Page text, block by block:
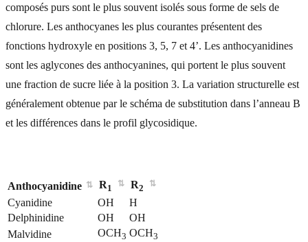
composés purs sont le plus souvent isolés sous forme de sels de
chlorure. Les anthocyanes les plus courantes présentent des
fonctions hydroxyle en positions 3, 5, 7 et 4’. Les anthocyanidines
sont les aglycones des anthocyanines, qui portent le plus souvent
une fraction de sucre liée à la position 3. La variation structurelle est
généralement obtenue par le schéma de substitution dans l’anneau B
et les différences dans le profil glycosidique.
Anthocyanidine R1 R2
Cyanidine OH
H
Delphinidine
OH
OH
Malvidine
OCH3 OCH3